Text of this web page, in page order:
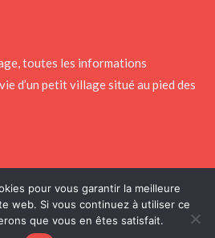
toutes les informations
d’un petit village situé au pied des
Mairie de Catllar
PointNet
pour vous garantir la meilleure
web. Si vous continuez à utiliser ce
que vous en êtes satisfait.